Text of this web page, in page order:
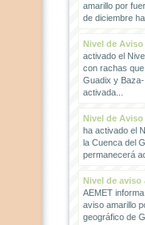
amarillo por
de diciembre
Nivel de
activado el
con rachas
Guadix y
activada...
Nivel de
ha activado el
la Cuenca del
permanecerá
Nivel de
AEMET
aviso amarillo
geográfico de